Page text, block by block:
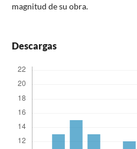
magnitud de su obra.
Descargas